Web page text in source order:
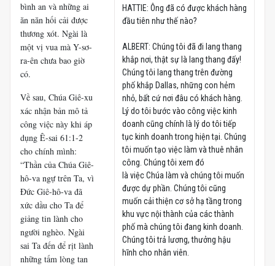
HATTIE: Ông đã có được khách hàng
đầu tiên như thế nào?
ALBERT: Chúng tôi đã đi lang thang
khắp nơi, thật sự là lang thang đấy!
Chúng tôi lang thang trên đường
phố khắp Dallas, những con hẻm
nhỏ, bất cứ nơi đâu có khách hàng.
Lý do tôi bước vào công việc kinh
doanh cũng chính là lý do tôi tiếp
tục kinh doanh trong hiện tại. Chúng
tôi muốn tạo việc làm và thuê nhân
công. Chúng tôi xem đó
là việc Chúa làm và chúng tôi muốn
được dự phần. Chúng tôi cũng
muốn cải thiện cơ sở hạ tầng trong
khu vực nội thành của các thành
phố mà chúng tôi đang kinh doanh.
Chúng tôi trả lương, thưởng hậu
hĩnh cho nhân viên.
bình an và những ai
ăn năn hối cải được
thương xót. Ngài là
một vị vua mà Y-sơ-
ra-ên chưa bao giờ
có.
Về sau, Chúa Giê-xu
xác nhận bản mô tả
công việc này khi áp
dụng Ê-sai 61:1-2
cho chính mình:
“Thần của Chúa Giê-
hô-va ngự trên Ta, vì
Đức Giê-hô-va đã
xức dầu cho Ta để
giảng tin lành cho
người nghèo. Ngài
sai Ta đến để rịt lành
những tấm lòng tan